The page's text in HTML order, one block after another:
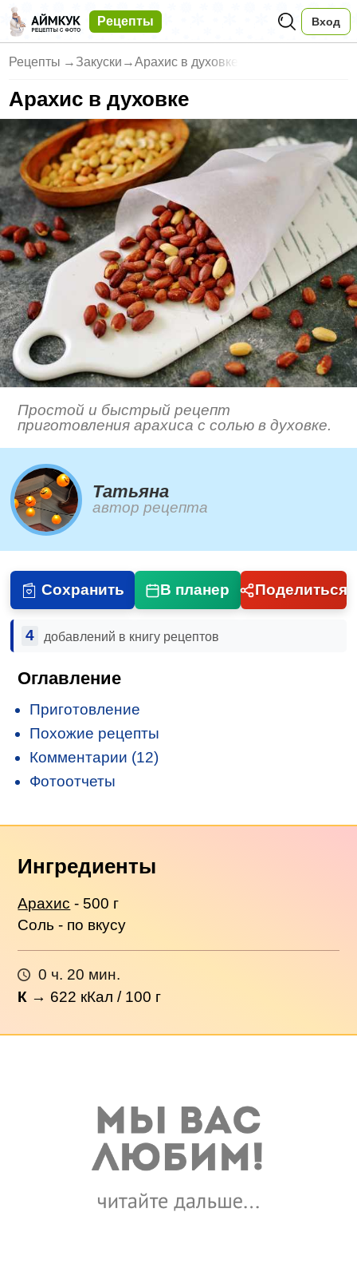
Рецепты Вход
Рецепты → Закуски →Арахис в духовке
Арахис в духовке
Простой и быстрый рецепт
приготовления арахиса с солью в духовке.
Татьяна
автор рецепта
Сохранить В планер Поделиться
4 добавлений в книгу рецептов
Оглавление
Приготовление
Похожие рецепты
Комментарии (12)
Фотоотчеты
Ингредиенты
Арахис - 500 г
Соль - по вкусу
0 ч. 20 мин.
К → 622 кКал / 100 г